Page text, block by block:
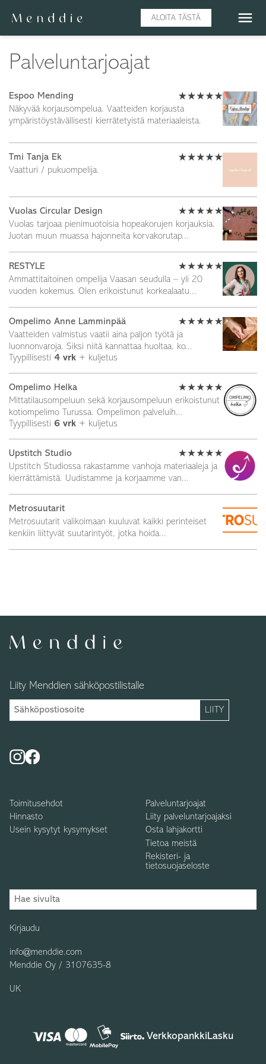
ALOITA TÄSTÄ menu
Palveluntarjoajat
Espoo Mending
Näkyvää korjausompelua. Vaatteiden korjausta
ympäristöystävällisesti kierrätetyistä materiaaleista.
Tmi Tanja Ek
Vaatturi / pukuompelija.
Vuolas Circular Design
Vuolas tarjoaa pienimuotoisia hopeakorujen korjauksia.
Juotan muun muassa hajonneita korvakorutap...
RESTYLE
Ammattitaitoinen ompelija Vaasan seudulla – yli 20
vuoden kokemus. Olen erikoistunut korkealaatu...
Ompelimo Anne Lamminpää
Vaatteiden valmistus vaatii aina paljon työtä ja
luonnonvaroja. Siksi niitä kannattaa huoltaa, ko...
Tyypillisesti 4 vrk + kuljetus
Ompelimo Helka
Mittatilausompeluun sekä korjausompeluun erikoistunut
kotiompelimo Turussa. Ompelimon palve­lui­h...
Tyypillisesti 6 vrk + kuljetus
Upstitch Studio
Upstitch Studiossa rakastamme vanhoja materiaaleja ja
kierrättämistä. Uudistamme ja korjaamme van...
Metrosuutarit
Metrosuutarit valikoimaan kuuluvat kaikki perinteiset
kenkiin liittyvät suutarintyöt, jotka hoida...
Liity Menddien sähköpostilistalle
Toimitusehdot
Hinnasto
Usein kysytyt kysymykset
Palveluntarjoajat
Liity palveluntarjoajaksi
Osta lahjakortti
Tietoa meistä
Rekisteri- ja
tietosuojaseloste
Kirjaudu
info@menddie.com
Menddie Oy / 3107635-8
UK
VerkkopankkiLasku